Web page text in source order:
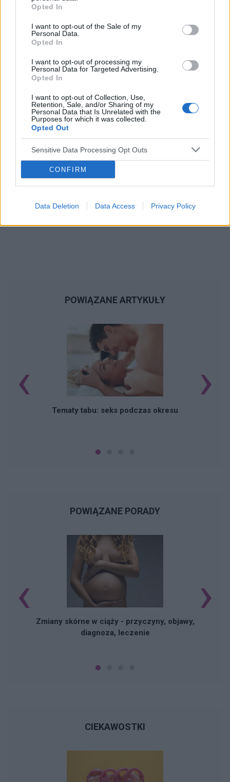
Opted In
I want to opt-out of the Sale of my
Personal Data.
Opted In
I want to opt-out of processing my
Personal Data for Targeted Advertising.
Opted In
I want to opt-out of Collection, Use,
Retention, Sale, and/or Sharing of my
Personal Data that Is Unrelated with the
Purposes for which it was collected.
Opted Out
Sensitive Data Processing Opt Outs
CONFIRM
Data Deletion Data Access Privacy Policy
POWIĄZANE
ciąża test ciążowy okres
Reklama:
POWIĄZANE ARTYKUŁY
Tematy tabu: seks podczas okresu
‹ ›
POWIĄZANE PORADY
Zmiany skórne w ciąży - przyczyny, objawy,
diagnoza, leczenie
‹ ›
CIEKAWOSTKI